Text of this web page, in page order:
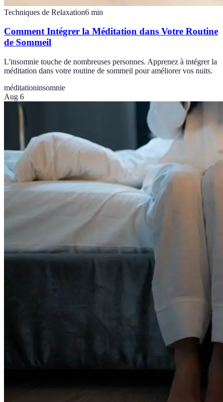
Techniques de Relaxation6 min
Comment Intégrer la Méditation dans Votre Routine
de Sommeil
L'insomnie touche de nombreuses personnes. Apprenez à intégrer la
méditation dans votre routine de sommeil pour améliorer vos nuits.
méditationinsomnie
Aug 6